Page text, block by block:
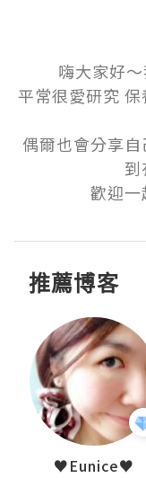
嗨大家好
平常很愛研究
偶爾也會分享
歡迎
推薦博客
♥Eunice♥